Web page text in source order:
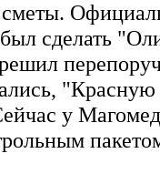
сделать
у